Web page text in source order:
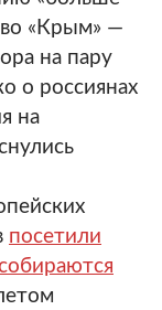
«Крым» —
на пару
о россиянах
на
посетили